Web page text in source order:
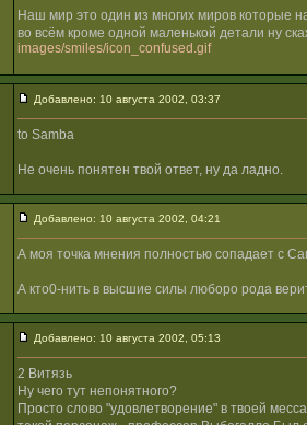
Наш мир это один из многих миров которые
во всём кроме одной маленькой детали ну
images/smiles/icon_confused.gif
Добавлено: 10 августа 2002, 03:37
to Samba
Не очень понятен твой ответ, ну да ладно.
Добавлено: 10 августа 2002, 04:21
А моя точка мнения полностью сопадает с
А кто0-нить в высшие силы люборо рода
Добавлено: 10 августа 2002, 05:13
2 Витязь
Ну чего тут непонятного?
Просто слово "удовлетворение" в твоей